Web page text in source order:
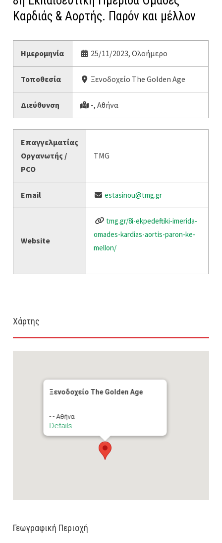
Καρδιάς & Αορτής. Παρόν και μέλλον
Ημερομηνία 25/11/2023, Ολοήμερο
Τοποθεσία Ξενοδοχείο The Golden Age
Διεύθυνση -, Αθήνα
Επαγγελματίας
Οργανωτής /
PCO
TMG
Email estasinou@tmg.gr
Website
tmg.gr/8i-ekpedeftiki-imerida-
omades-kardias-aortis-paron-ke-
mellon/
Χάρτης
Ξενοδοχείο The Golden Age
- - Αθήνα
Details
Γεωγραφική Περιοχή